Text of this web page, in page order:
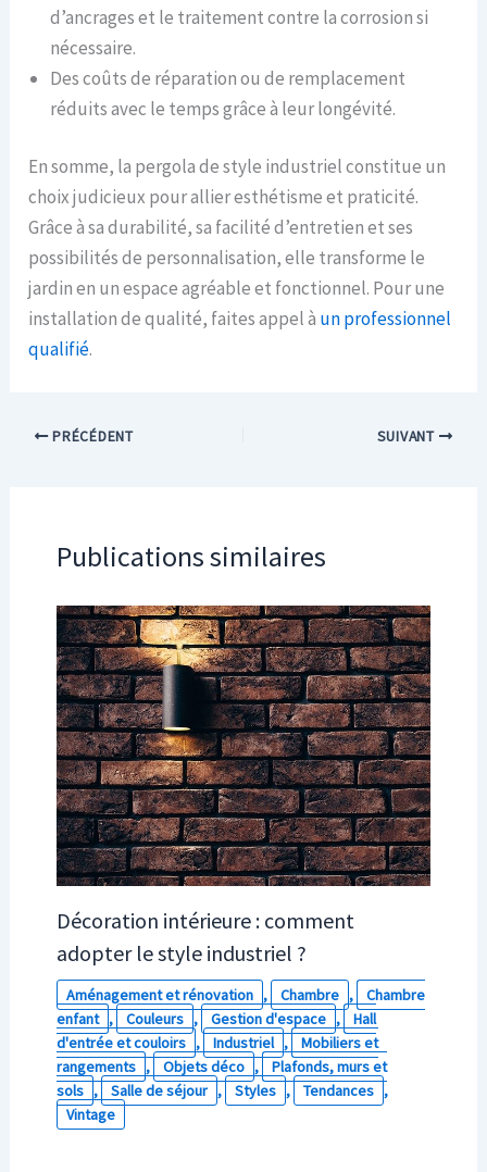
d’ancrages et le traitement contre la corrosion si
nécessaire.
Des coûts de réparation ou de remplacement
réduits avec le temps grâce à leur longévité.
En somme, la pergola de style industriel constitue un
choix judicieux pour allier esthétisme et praticité.
Grâce à sa durabilité, sa facilité d’entretien et ses
possibilités de personnalisation, elle transforme le
jardin en un espace agréable et fonctionnel. Pour une
installation de qualité, faites appel à un professionnel
qualifié.
PRÉCÉDENT SUIVANT
Publications similaires
Décoration intérieure : comment
adopter le style industriel ?
Aménagement et rénovation , Chambre ,
Chambre
enfant , Couleurs , Gestion d'espace ,
Hall
d'entrée et couloirs , Industriel ,
Mobiliers et
rangements , Objets déco ,
Plafonds, murs et
sols , Salle de séjour , Styles , Tendances ,
Vintage